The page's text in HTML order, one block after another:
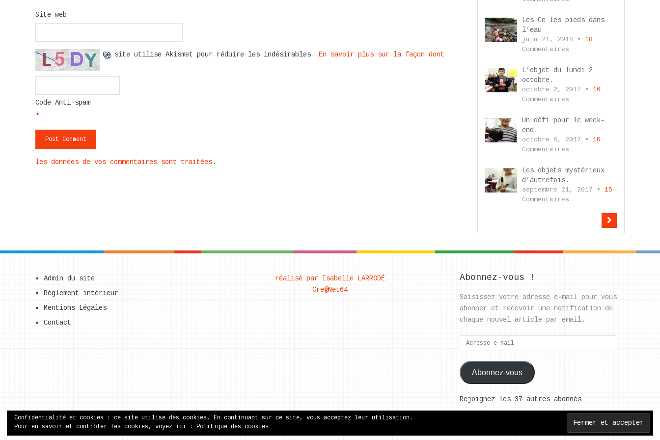
Site web
Code Anti-spam
*
Ce site utilise Akismet pour réduire les indésirables. En savoir plus sur la façon dont
les données de vos commentaires sont traitées.
Les Ce les pieds dans
l’eau
juin 21, 2018 • 18
Commentaires
L’objet du lundi 2
octobre.
octobre 2, 2017 • 16
Commentaires
Un défi pour le week-
end.
octobre 6, 2017 • 16
Commentaires
Les objets mystérieux
d’autrefois.
septembre 21, 2017 • 15
Commentaires
Admin du site
Règlement intérieur
Mentions Légales
Contact
réalisé par Isabelle LARRODÉ
Cre@Net64
Abonnez-vous !
Saisissez votre adresse e-mail pour vous
abonner et recevoir une notification de
chaque nouvel article par email.
Adresse
e-
mail
Abonnez-vous
Rejoignez les 37 autres abonnés
Copyright © 2026. Back to Top
Confidentialité et cookies : ce site utilise des cookies. En continuant sur ce site, vous acceptez leur utilisation.
Pour en savoir et contrôler les cookies, voyez ici : Politique des cookies